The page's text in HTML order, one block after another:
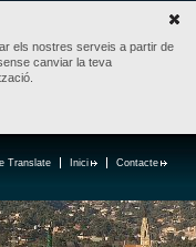
els nostres serveis a partir de
canviar la teva
Contacte
Inici
Translate